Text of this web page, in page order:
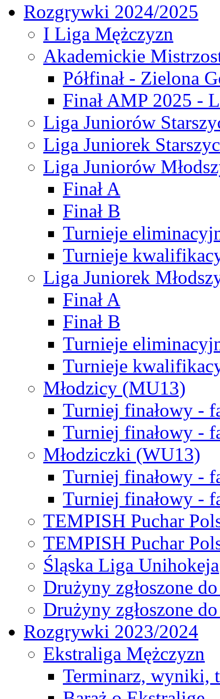
Rozgrywki 2024/2025
I Liga Mężczyzn
Akademickie
Półfinał - Zielona
Finał AMP 2025 -
Liga Juniorów
Liga Juniorek
Liga Juniorów
Finał A
Finał B
Turnieje
Turnieje
Liga Juniorek
Finał A
Finał B
Turnieje
Turnieje
Młodzicy (MU13)
Turniej finałowy -
Turniej finałowy -
Młodziczki (WU13)
Turniej finałowy -
Turniej finałowy -
TEMPISH Puchar
TEMPISH Puchar
Śląska Liga Unihokeja
Drużyny zgłoszone
Drużyny zgłoszone
Rozgrywki 2023/2024
Ekstraliga Mężczyzn
Terminarz, wyniki,